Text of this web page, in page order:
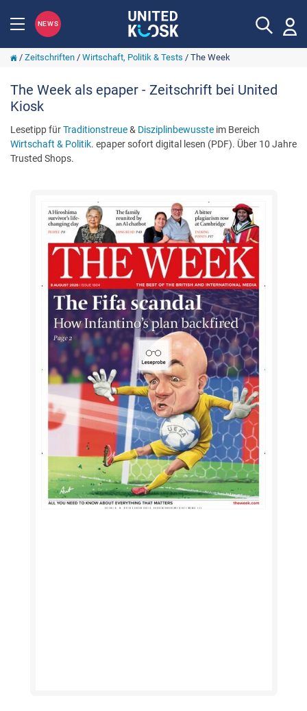
NEWS
/ Zeitschriften/ Wirtschaft, Politik & Tests / The Week
The Week als epaper - Zeitschrift bei United
Kiosk
Lesetipp fürTraditionstreue& Disziplinbewusste im Bereich
Wirtschaft & Politik. epaper sofort digital lesen (PDF). Über 10 Jahre
Trusted Shops.